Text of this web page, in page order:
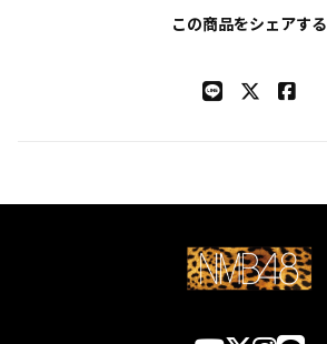
この商品をシェアする